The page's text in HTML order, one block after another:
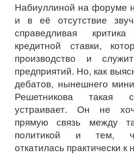
Набиуллиной на форуме
и в её отсутствие
справедливая критика
кредитной ставки,
производство и
предприятий. Но, как
дебатов, нынешнего
Решетникова такая
устраивает. Он не
прямую связь между
политикой и тем,
откатилась практически к